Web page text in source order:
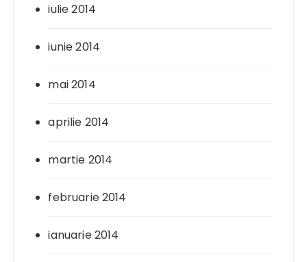
iulie 2014
iunie 2014
mai 2014
aprilie 2014
martie 2014
februarie 2014
ianuarie 2014